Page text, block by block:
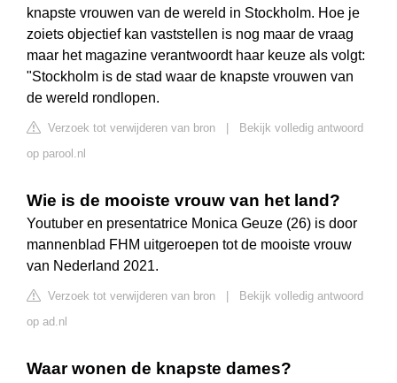
knapste vrouwen van de wereld in Stockholm. Hoe je
zoiets objectief kan vaststellen is nog maar de vraag
maar het magazine verantwoordt haar keuze als volgt:
"Stockholm is de stad waar de knapste vrouwen van
de wereld rondlopen.
Verzoek tot verwijderen van bron
Bekijk volledig antwoord
op parool.nl
Wie is de mooiste vrouw van het land?
Youtuber en presentatrice Monica Geuze (26) is door
mannenblad FHM uitgeroepen tot de mooiste vrouw
van Nederland 2021.
Verzoek tot verwijderen van bron
Bekijk volledig antwoord
op ad.nl
Waar wonen de knapste dames?